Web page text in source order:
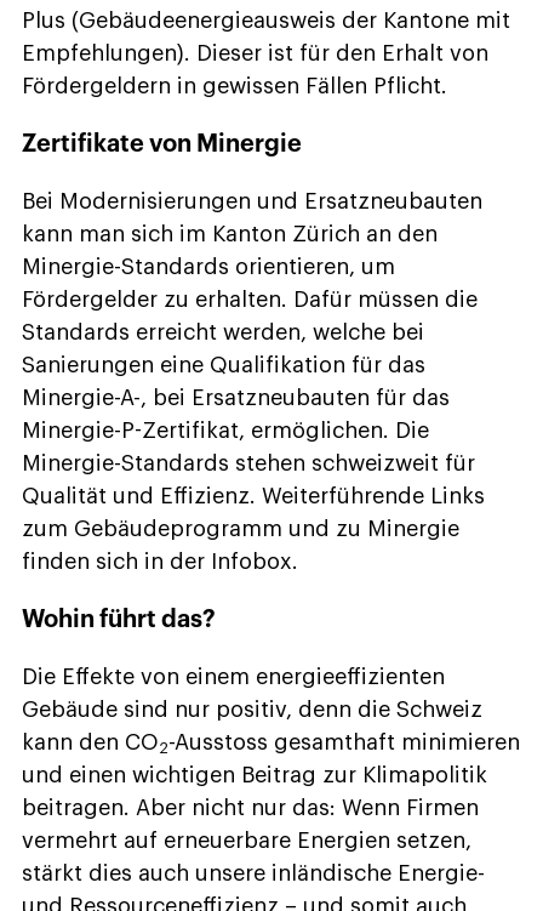
Plus (Gebäudeenergieausweis der Kantone mit
Empfehlungen). Dieser ist für den Erhalt von
Fördergeldern in gewissen Fällen Pflicht.
Zertifikate von Minergie
Bei Modernisierungen und Ersatzneubauten
kann man sich im Kanton Zürich an den
Minergie-Standards orientieren, um
Fördergelder zu erhalten. Dafür müssen die
Standards erreicht werden, welche bei
Sanierungen eine Qualifikation für das
Minergie-A-, bei Ersatzneubauten für das
Minergie-P-Zertifikat, ermöglichen. Die
Minergie-Standards stehen schweizweit für
Qualität und Effizienz. Weiterführende Links
zum Gebäudeprogramm und zu Minergie
finden sich in der Infobox.
Wohin führt das?
Die Effekte von einem energieeffizienten
Gebäude sind nur positiv, denn die Schweiz
kann den CO2-Ausstoss gesamthaft minimieren
und einen wichtigen Beitrag zur Klimapolitik
beitragen. Aber nicht nur das: Wenn Firmen
vermehrt auf erneuerbare Energien setzen,
stärkt dies auch unsere inländische Energie-
und Ressourceneffizienz – und somit auch